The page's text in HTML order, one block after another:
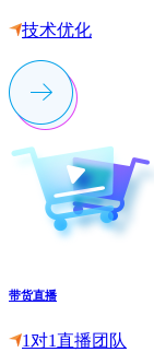
技术优化
带货直播
1对1直播团队